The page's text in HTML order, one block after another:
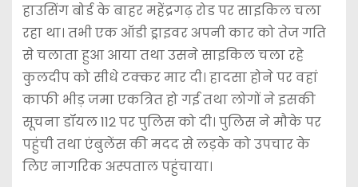
हाउसिंग बोर्ड के बाहर महेंद्रगढ़ रोड पर साइकिल चला
रहा था। तभी एक ऑडी ड्राइवर अपनी कार को तेज गति
से चलाता हुआ आया तथा उसने साइकिल चला रहे
कुलदीप को सीधे टक्कर मार दी। हादसा होने पर वहां
काफी भीड़ जमा एकत्रित हो गई तथा लोगों ने इसकी
सूचना डॉयल 112 पर पुलिस को दी। पुलिस ने मौके पर
पहुंची तथा एंबुलेंस की मदद से लड़के को उपचार के
लिए नागरिक अस्पताल पहुंचाया।